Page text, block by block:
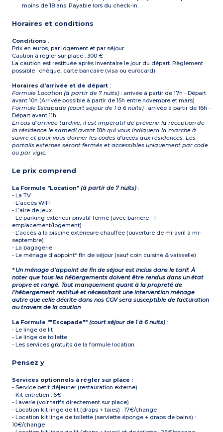
moins de 18 ans. Payable lors du check-in.
Horaires et conditions
Conditions :
Prix en euros, par logement et par séjour.
Caution à régler sur place : 300 €
La caution est restituée après inventaire le jour du départ. Règlement
possible : chèque, carte bancaire (visa ou eurocard)
Horaires d'arrivée et de départ :
Formule Location (à partir de 7 nuits) : arrivée à partir de 17h - Départ
avant 10h (Arrivée possible à partir de 15h entre novembre et mars)
Formule Escapade (court séjour de 1 à 6 nuits) : arrivée à partir de 16h -
Départ avant 11h
En cas d’arrivée tardive, il est impératif de prévenir la réception de
la résidence le samedi avant 18h qui vous indiquera la marche à
suivre et pour vous donner les codes d'accès aux résidences. Les
portails externes seront fermés et accessibles uniquement par code
ou par vigic.
Le prix comprend
La Formule "Location"(à partir de 7 nuits) :
- La TV
- L'accès WIFI
- L’aire de jeux
- Le parking extérieur privatif fermé (avec barrière - 1
emplacement/logement)
- L’accès à la piscine extérieure chauffée (ouverture de mi-avril à mi-
septembre)
- La bagagerie
- Le ménage d'appoint* fin de séjour (sauf coin cuisine & vaisselle)
* Un ménage d’appoint de fin de séjour est inclus dans le tarif. À
noter que tous les hébergements doivent être rendus dans un état
propre et rangé. Tout manquement quant à la propreté de
l’hébergement restitué et nécessitant une intervention ménage
autre que celle décrite dans nos CGV sera susceptible de facturation
au travers de la caution.
La Formule ""Escapade""(court séjour de 1 à 6 nuits) :
- Le linge de lit
- Le linge de toilette
- Les services gratuits de la formule location
Pensez y
Services optionnels à régler sur place :
- Service petit déjeuner (restauration externe)
- Kit entretien : 6€
- Laverie (voir tarifs directement sur place)
- Location kit linge de lit (draps + taies) : 17€/change
- Location kit linge de toilette (serviette éponge + draps de bains) :
10€/change